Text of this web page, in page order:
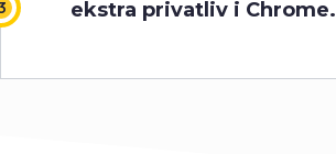
ekstra privatliv i Chrome.